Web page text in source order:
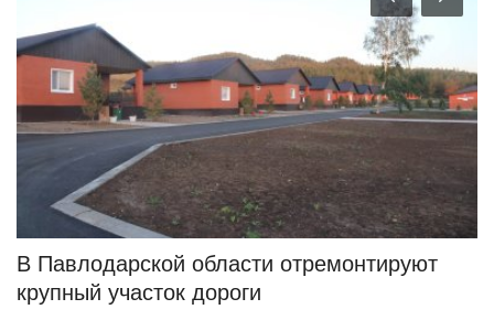
В Павлодарской области отремонтируют
крупный участок дороги